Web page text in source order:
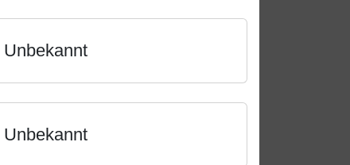
Unbekannt
Unbekannt